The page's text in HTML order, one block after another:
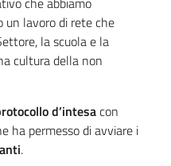
un lavoro di rete che
la scuola e la
cultura della non
d’intesacon
ha permesso di avviare i
.